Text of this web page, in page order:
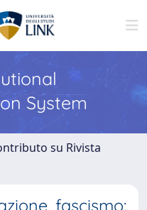
System
su Rivista
fascismo: